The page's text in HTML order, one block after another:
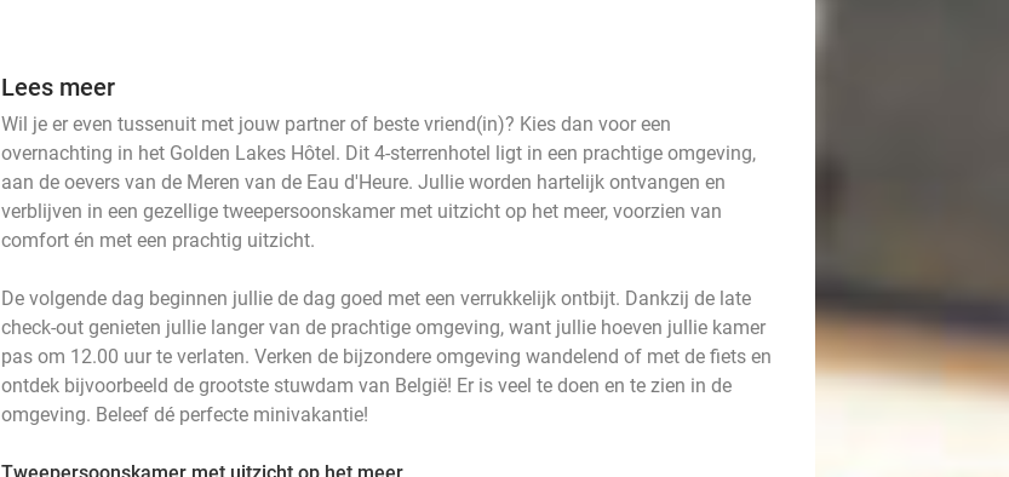
Lees meer
Wil je er even tussenuit met jouw partner of beste vriend(in)? Kies dan voor een
overnachting in het Golden Lakes Hôtel. Dit 4-sterrenhotel ligt in een prachtige omgeving,
aan de oevers van de Meren van de Eau d'Heure. Jullie worden hartelijk ontvangen en
verblijven in een gezellige tweepersoonskamer met uitzicht op het meer, voorzien van
comfort én met een prachtig uitzicht.
De volgende dag beginnen jullie de dag goed met een verrukkelijk ontbijt. Dankzij de late
check-out genieten jullie langer van de prachtige omgeving, want jullie hoeven jullie kamer
pas om 12.00 uur te verlaten. Verken de bijzondere omgeving wandelend of met de fiets en
ontdek bijvoorbeeld de grootste stuwdam van België! Er is veel te doen en te zien in de
omgeving. Beleef dé perfecte minivakantie!